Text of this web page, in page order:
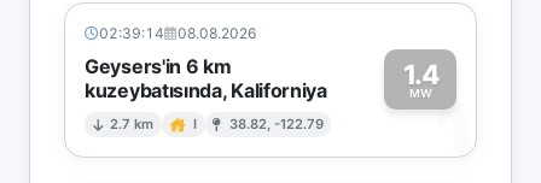
02:39:14 08.08.2026
Geysers'in 6 km
kuzeybatısında, Kaliforniya
2.7 km I 38.82, -122.79
1.4
MW1